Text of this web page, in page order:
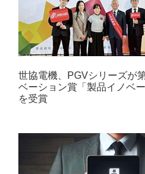
世協電機、PGVシリーズが
ベーション賞「製品イノベー
を受賞